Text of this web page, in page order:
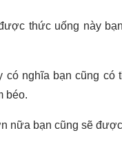
thức uống này
có nghĩa bạn cũng có
béo.
nữa bạn cũng sẽ